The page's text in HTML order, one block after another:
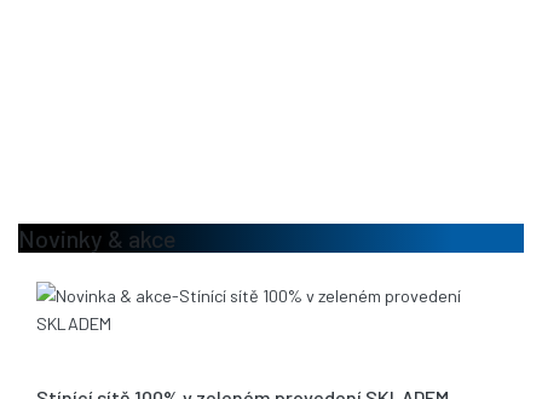
Novinky & akce